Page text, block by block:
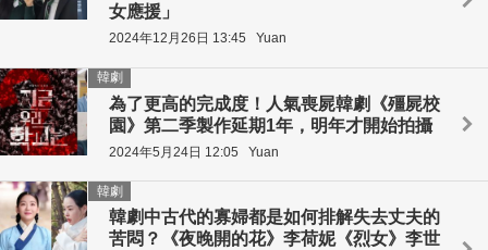
女應援」
2024年12月26日 13:45 Yuan
為了更高的完成度！人氣喪屍韓劇《殭屍校
園》第二季製作延期1年，明年才開始拍攝
韓劇
2024年5月24日 12:05 Yuan
韓劇中古代的寡婦都是如何排解失去丈夫的
苦悶？《夜晚開的花》李荷妮《烈女》李世
韓劇